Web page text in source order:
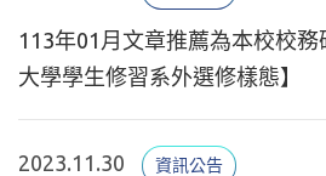
113年01月文章推薦為本校校
大學學生修習系外選修樣態】
2023.11.30 資訊公告